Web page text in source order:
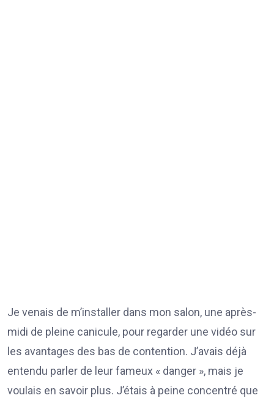
Je venais de m’installer dans mon salon, une après-
midi de pleine canicule, pour regarder une vidéo sur
les avantages des bas de contention. J’avais déjà
entendu parler de leur fameux « danger », mais je
voulais en savoir plus. J’étais à peine concentré que